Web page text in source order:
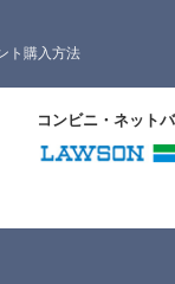
ト購入方法
コンビニ・ネット